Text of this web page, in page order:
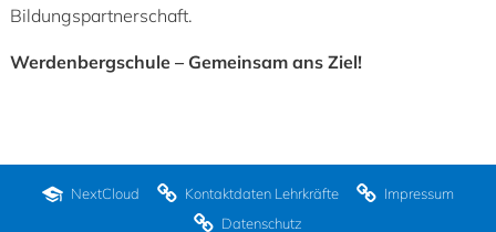
Bildungspartnerschaft.
Werdenbergschule – Gemeinsam ans Ziel!
NextCloud Kontaktdaten Lehrkräfte
Impressum
Datenschutz